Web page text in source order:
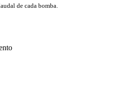
de cada bomba.